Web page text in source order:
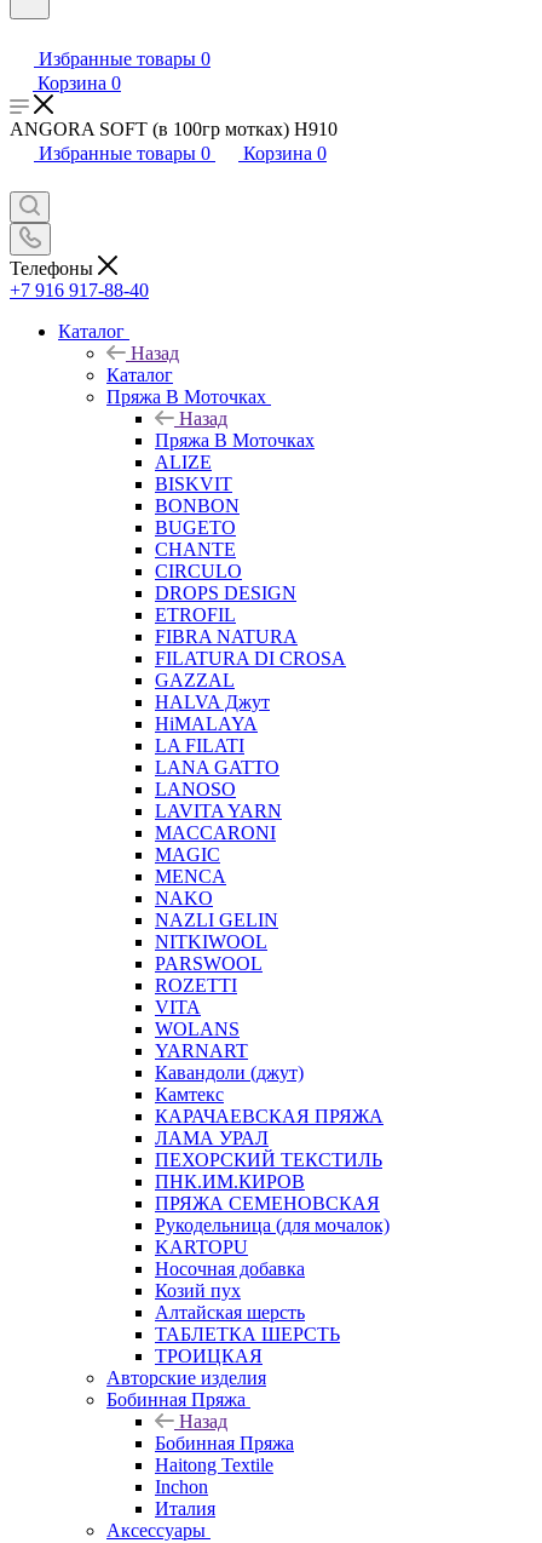
Избранные товары 0
Корзина 0
ANGORA SOFT (в 100гр мотках) H910
Избранные товары 0 Корзина 0
Телефоны
+7 916 917-88-40
Каталог
Назад
Каталог
Пряжа В Моточках
Назад
Пряжа В Моточках
ALIZE
BISKVIT
BONBON
BUGETO
CHANTE
CIRCULO
DROPS DESIGN
ETROFIL
FIBRA NATURA
FILATURA DI CROSA
GAZZAL
HALVA Джут
HiMALAYA
LA FILATI
LANA GATTO
LANOSO
LAVITA YARN
MACCARONI
MAGIC
MENCA
NAKO
NAZLI GELIN
NITKIWOOL
PARSWOOL
ROZETTI
VITA
WOLANS
YARNART
Кавандоли (джут)
Камтекс
КАРАЧАЕВСКАЯ ПРЯЖА
ЛАМА УРАЛ
ПЕХОРСКИЙ ТЕКСТИЛЬ
ПНК.ИМ.КИРОВ
ПРЯЖА СЕМЕНОВСКАЯ
Рукодельница (для мочалок)
KARTOPU
Носочная добавка
Козий пух
Алтайская шерсть
ТАБЛЕTКА ШЕРСТЬ
ТРОИЦКАЯ
Авторские изделия
Бобинная Пряжа
Назад
Бобинная Пряжа
Haitong Textilе
Inchon
Италия
Аксессуары